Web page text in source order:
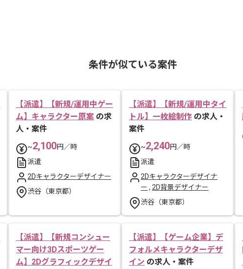
条件が似ている案件
【派遣】【新規/運用中ゲー
ム】キャラクター原案 の求
人・案件
~2,100円／時
派遣
2Dキャラクターデザイナー
渋谷（東京都）
【派遣】【新規/運用中タイ
トル】一枚絵制作 の求人・
案件
~2,240円／時
派遣
2Dキャラクターデザイナ
ー , 2D背景デザイナー
渋谷（東京都）
【派遣】【新規コンシュー
マー向け3Dスポーツゲー
ム】2Dグラフィックデザイ
【派遣】【ゲーム企業】デ
フォルメキャラクターデザ
イン の求人・案件